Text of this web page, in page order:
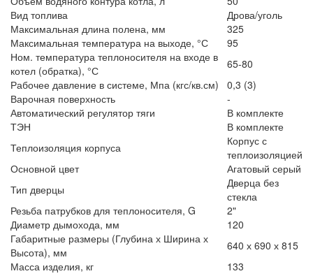
Вид топлива
Дрова/уголь
Максимальная длина полена, мм
325
Максимальная температура на выходе, °С
95
Ном. температура теплоносителя на входе в
котел (обратка), °С
65-80
Рабочее давление в системе, Мпа (кгс/кв.см)
0,3 (3)
Варочная поверхность
-
Автоматический регулятор тяги
В комплекте
ТЭН
В комплекте
Теплоизоляция корпуса
Корпус с
теплоизоляцией
Основной цвет
Агатовый серый
Тип дверцы
Дверца без
стекла
Резьба патрубков для теплоносителя, G
2"
Диаметр дымохода, мм
120
Габаритные размеры (Глубина х Ширина х
Высота), мм
640 х 690 х 815
Масса изделия, кг
133